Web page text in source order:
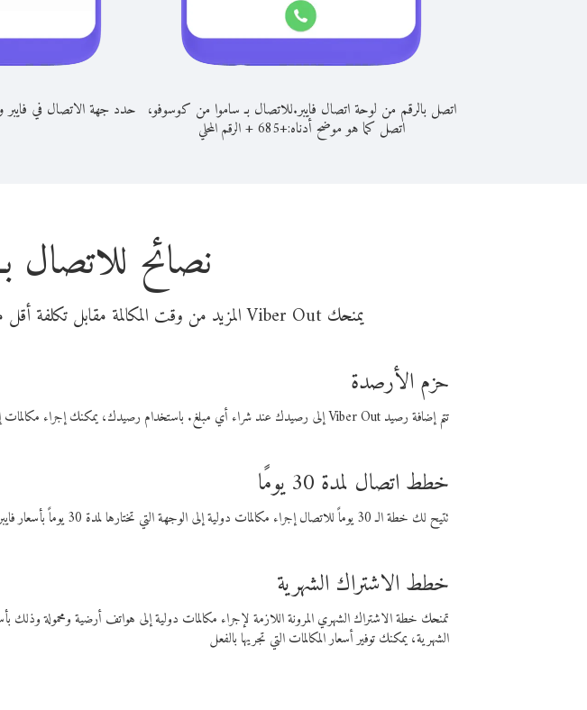
اتصل بالرقم من لوحة اتصال فايبر.للاتصال بـ ساموا من كوسوفو،
اتصل كما هو موضح أدناه:+
685
+الرقم المحلي
حدد جهة الاتصال في فايبر
نصائح
يمنحك Viber Out المزيد من وقت المكالمة مقابل تكلفة أقل من المال. اختر من أحد خيارات الاتصال المرنة ذات السعر المنخفض:
حزم الأرصدة
تتم إضافة رصيد Viber Out إلى رصيدك عند شراء أي مبلغ. باستخدام رصيدك، يمكنك إجراء مكالمات إلى أي رقم في العالم بأسعار فايبر المنخفضة.
خطط اتصال لمدة 30 يومًا
تتيح لك خطة الـ 30 يوماً للاتصال إجراء مكالمات دولية إلى الوجهة التي تختارها لمدة 30 يوماً بأسعار فايبر المنخفضة.
خطط الاشتراك الشهرية
تمنحك خطة الاشتراك الشهري المرونة اللازمة لإجراء مكالمات دولية إلى هواتف أرضية
الشهرية، يمكنك توفير أسعار المكالمات التي تجريها بالفعل